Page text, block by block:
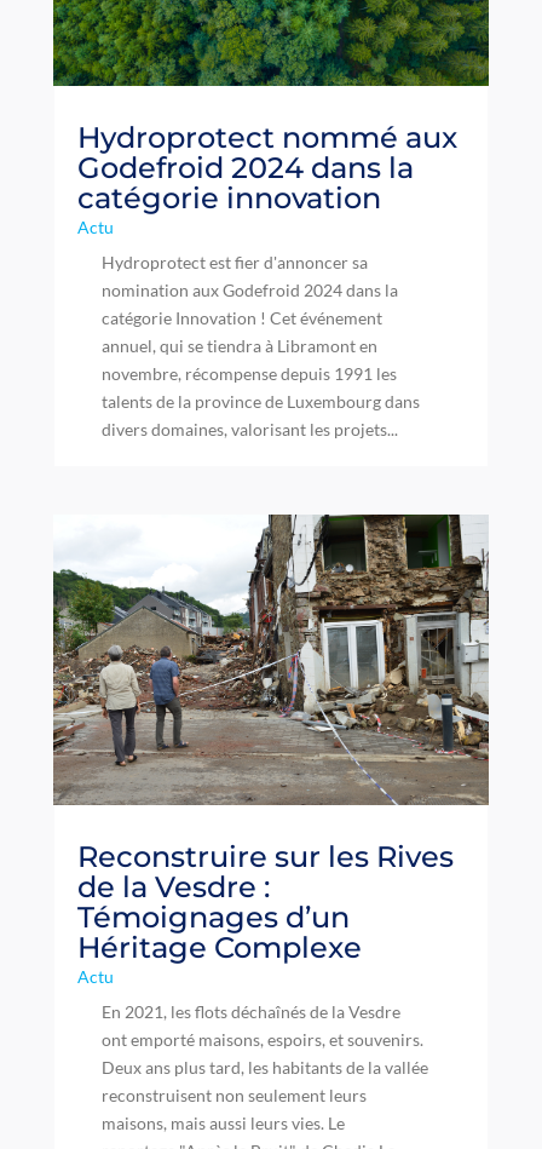
Hydroprotect nommé aux
Godefroid 2024 dans la
catégorie innovation
Actu
Hydroprotect est fier d'annoncer sa
nomination aux Godefroid 2024 dans la
catégorie Innovation ! Cet événement
annuel, qui se tiendra à Libramont en
novembre, récompense depuis 1991 les
talents de la province de Luxembourg dans
divers domaines, valorisant les projets...
Reconstruire sur les Rives
de la Vesdre :
Témoignages d’un
Héritage Complexe
Actu
En 2021, les flots déchaînés de la Vesdre
ont emporté maisons, espoirs, et souvenirs.
Deux ans plus tard, les habitants de la vallée
reconstruisent non seulement leurs
maisons, mais aussi leurs vies. Le